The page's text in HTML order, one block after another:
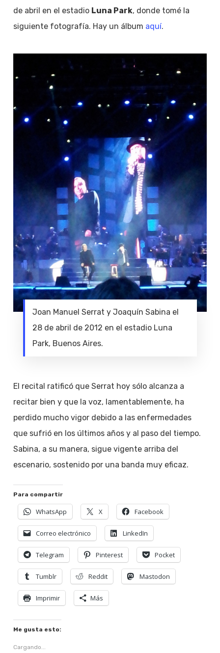
de abril en el estadio Luna Park, donde tomé la
siguiente fotografía. Hay un álbum aquí.
Joan Manuel Serrat y Joaquín Sabina el
28 de abril de 2012 en el estadio Luna
Park, Buenos Aires.
El recital ratificó que Serrat hoy sólo alcanza a
recitar bien y que la voz, lamentablemente, ha
perdido mucho vigor debido a las enfermedades
que sufrió en los últimos años y al paso del tiempo.
Sabina, a su manera, sigue vigente arriba del
escenario, sostenido por una banda muy eficaz.
Para compartir
WhatsApp X Facebook
Correo electrónico LinkedIn
Telegram Pinterest Pocket
Tumblr Reddit Mastodon
Imprimir Más
Me gusta esto:
Cargando...